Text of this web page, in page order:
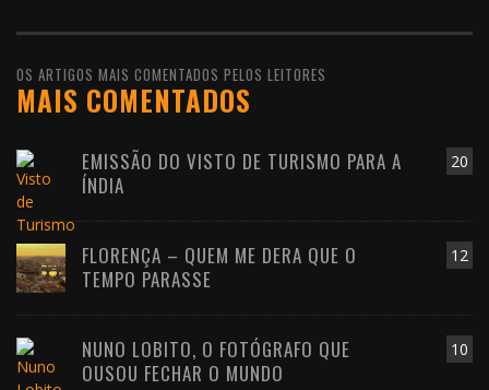
OS ARTIGOS MAIS COMENTADOS PELOS LEITORES
MAIS COMENTADOS
20
EMISSÃO DO VISTO DE TURISMO PARA A
ÍNDIA
12
FLORENÇA – QUEM ME DERA QUE O
TEMPO PARASSE
10
NUNO LOBITO, O FOTÓGRAFO QUE
OUSOU FECHAR O MUNDO